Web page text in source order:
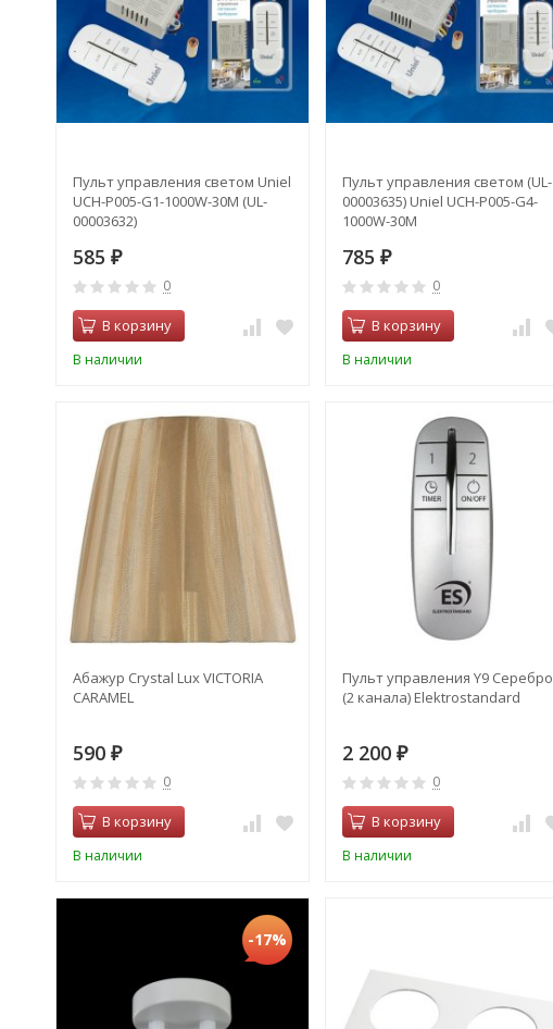
Пульт управления светом Uniel
UCH-P005-G1-1000W-30M (UL-
00003632)
585 ₽
0
В корзину
В наличии
Пульт управления светом (UL-
00003635) Uniel UCH-P005-G4-
1000W-30M
785 ₽
0
В корзину
В наличии
Абажур Crystal Lux VICTORIA
CARAMEL
590 ₽
0
В корзину
В наличии
Пульт управления Y9 Серебро
(2 канала) Elektrostandard
2 200 ₽
0
В корзину
В наличии
-17%